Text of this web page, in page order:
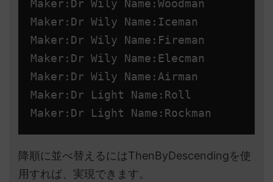
Maker:Dr Wily Name:Woodman
Maker:Dr Wily Name:Iceman
Maker:Dr Wily Name:Fireman
Maker:Dr Wily Name:Elecman
Maker:Dr Wily Name:Airman
Maker:Dr Light Name:Roll
降順に並べ替えるにはThenByDescendingを使
用すれば、実現できます。